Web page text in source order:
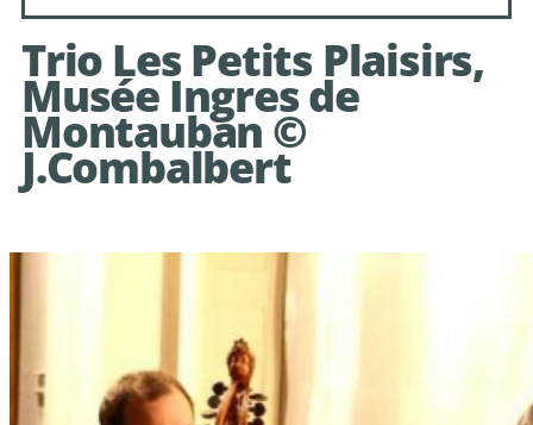
chambre Les Eléments
Trio Les Petits Plaisirs,
Musée Ingres de
Montauban ©
J.Combalbert